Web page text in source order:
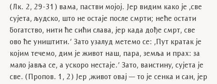
(Лк. 2, 29-31) вама, пастви мојој. Јер видим како је ,све
сујета, људско, што не остаје после смрти; неће остати
богатство, нити ће сићи слава, јер када дође смрт, све
ово ће уништити.’ Зато узалуд метемо се: ,Пут кратак је
којим течемо, дим је живот наш, пара, земља и прах: за
мало јавља се, а ускоро нестаје.’ Зато, ваистину, сујета је
све. (Пропов. 1, 2) Јер ,живот овај — то је сенка и сан, јер